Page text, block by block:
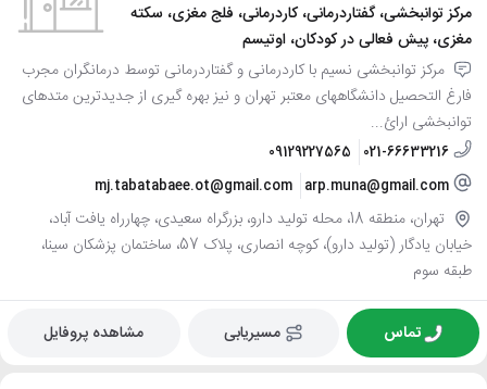
مرکز توانبخشی، گفتاردرمانی، کاردرمانی، فلج مغزی، سکته
مغزی، پیش فعالی در کودکان، اوتیسم
مرکز توانبخشی نسیم با کاردرمانی و گفتاردرمانی توسط درمانگران مجرب
فارغ التحصیل دانشگاههای معتبر تهران و نیز بهره گیری از جدیدترین متدهای
توانبخشی ارائ...
021-66633216
09129227565
arp.muna@gmail.com
mj.tabatabaee.ot@gmail.com
تهران، منطقه 18، محله تولید دارو، بزرگراه سعیدی، چهارراه یافت آباد،
خیابان یادگار (تولید دارو)، کوچه انصاری، پلاک 57، ساختمان پزشکان سینا،
طبقه سوم
تماس مسیریابی مشاهده پروفایل